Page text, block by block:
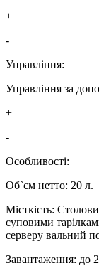
+
-
Управління:
Управління за
+
-
Особливості:
Об`єм нетто: 20 л.
Місткість:
суповими
серверу вальний
Завантаження: до